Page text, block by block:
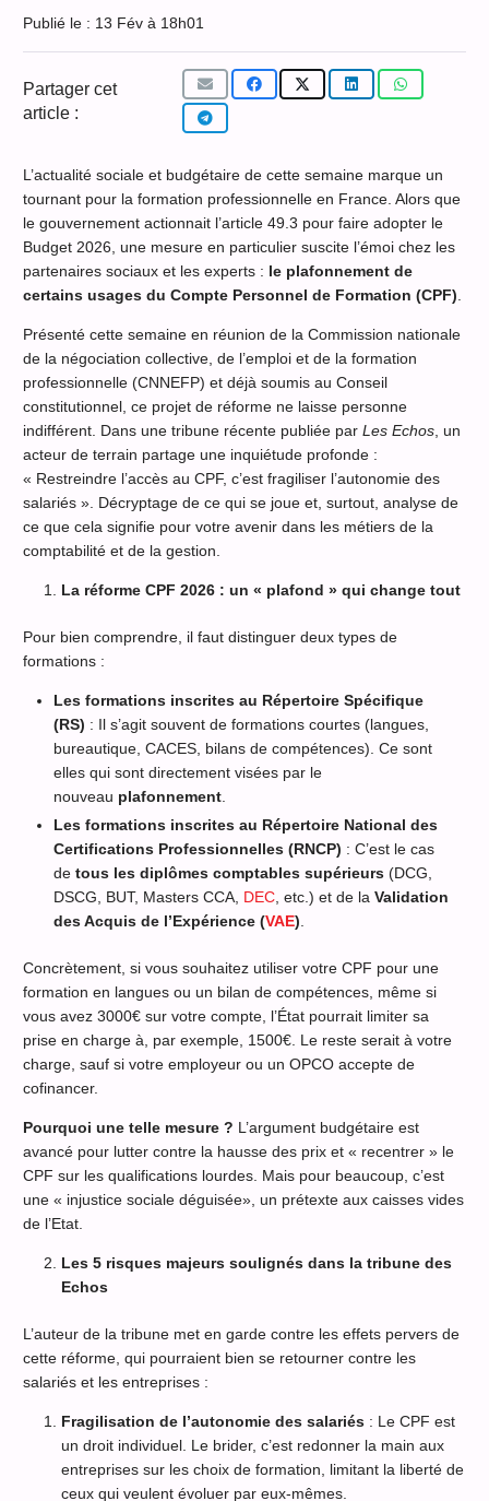
Publié le : 13 Fév à 18h01
Partager cet
article :
L’actualité sociale et budgétaire de cette semaine marque un
tournant pour la formation professionnelle en France. Alors que
le gouvernement actionnait l’article 49.3 pour faire adopter le
Budget 2026, une mesure en particulier suscite l’émoi chez les
partenaires sociaux et les experts : le plafonnement de
certains usages du Compte Personnel de Formation (CPF)
Présenté cette semaine en réunion de la Commission nationale
de la négociation collective, de l’emploi et de la formation
professionnelle (CNNEFP) et déjà soumis au Conseil
constitutionnel, ce projet de réforme ne laisse personne
indifférent. Dans une tribune récente publiée par Les Echos , un
acteur de terrain partage une inquiétude profonde :
« Restreindre l’accès au CPF, c’est fragiliser l’autonomie des
salariés ». Décryptage de ce qui se joue et, surtout, analyse de
ce que cela signifie pour votre avenir dans les métiers de la
comptabilité et de la gestion.
La réforme CPF 2026 : un « plafond » qui change tout
Pour bien comprendre, il faut distinguer deux types de
formations :
Les formations inscrites au Répertoire Spécifique
(RS) : Il s’agit souvent de formations courtes (langues,
bureautique, CACES, bilans de compétences). Ce sont
elles qui sont directement visées par le
nouveau plafonnement
Les formations inscrites au Répertoire National des
Certifications Professionnelles (RNCP) : C’est le cas
de tous les diplômes comptables supérieurs (DCG,
DSCG, BUT, Masters CCA, DEC , etc.) et de la Validation
des Acquis de l’Expérience (VAE)
Concrètement, si vous souhaitez utiliser votre CPF pour une
formation en langues ou un bilan de compétences, même si
vous avez 3000€ sur votre compte, l’État pourrait limiter sa
prise en charge à, par exemple, 1500€. Le reste serait à votre
charge, sauf si votre employeur ou un OPCO accepte de
cofinancer.
Pourquoi une telle mesure ? L’argument budgétaire est
avancé pour lutter contre la hausse des prix et « recentrer » le
CPF sur les qualifications lourdes. Mais pour beaucoup, c’est
une « injustice sociale déguisée», un prétexte aux caisses vides
de l’Etat.
Les 5 risques majeurs soulignés dans la tribune des
Echos
L’auteur de la tribune met en garde contre les effets pervers de
cette réforme, qui pourraient bien se retourner contre les
salariés et les entreprises :
Fragilisation de l’autonomie des salariés : Le CPF est
un droit individuel. Le brider, c’est redonner la main aux
entreprises sur les choix de formation, limitant la liberté de
ceux qui veulent évoluer par eux-mêmes.